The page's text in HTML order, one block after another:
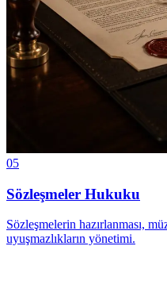
05
Sözleşmeler Hukuku
Sözleşmelerin hazırlanması,
uyuşmazlıkların yönetimi.